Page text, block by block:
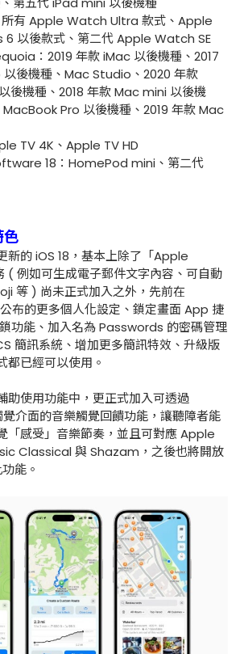
所有 Apple Watch Ultra 款式、Apple
以後款式、第二代 Apple Watch SE
：2019 年款 iMac 以後機種、2017
以後機種、Mac Studio、2020 年款
後機種、2018 年款 Mac mini 以後機
MacBook Pro 以後機種、2019 年款 Mac
TV 4K、Apple TV HD
18：HomePod mini‌、第二代
色
新的 iOS 18，基本上除了「Apple
例如可生成電子郵件文字內容、可自動
等 ) 尚未正式加入之外，先前在
布的更多個人化設定、鎖定畫面 App 捷
功能、加入名為 Passwords 的密碼管理
簡訊系統、增加更多簡訊特效、升級版
都已經可以使用。
助使用功能中，更正式加入可透過
介面的音樂觸覺回饋功能，讓聽障者能
「感受」音樂節奏，並且可對應 Apple
Classical 與 Shazam，之後也將開放
能。